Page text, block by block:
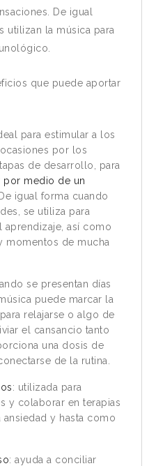
De igual
utilizan la música para
que puede aportar
para estimular a los
por los
de desarrollo, para
por medio de un
De igual forma cuando
se utiliza para
aprendizaje, así como
momentos de mucha
se presentan días
puede marcar la
relajarse o algo de
el cansancio tanto
una dosis de
de la rutina.
: utilizada para
y colaborar en terapias
y hasta como
: ayuda a conciliar